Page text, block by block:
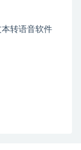
本转语音软件